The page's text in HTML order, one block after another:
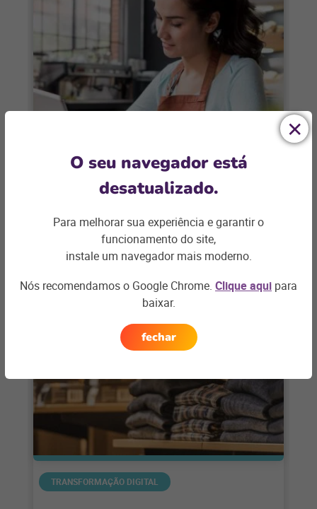
Custo logístico no food service:
quais são e como impactam o
Se você é um empreendedor do ramo de
food service, sabe que gerenciar um bar
ou restaurante exige um bom
+ saiba mais
TRANSFORMAÇÃO DIGITAL
O seu navegador está
desatualizado.
Para melhorar sua experiência e garantir o
funcionamento do site,
instale um navegador mais moderno.
Nós recomendamos o Google Chrome. Clique aqui para
baixar.
fechar